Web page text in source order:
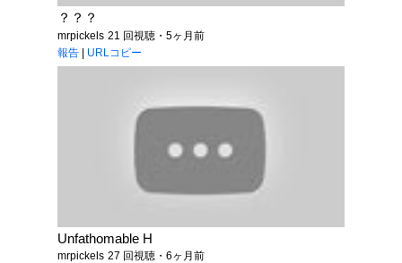
？？？
mrpickels 21 回視聴・5ヶ月前
報告
URLコピー
Unfathomable H
mrpickels 27 回視聴・6ヶ月前